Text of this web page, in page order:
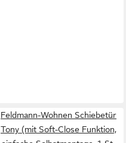
Feldmann-Wohnen Schiebetür
Tony (mit Soft-Close Funktion,